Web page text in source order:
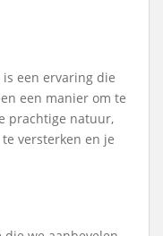
een ervaring die
een manier om te
prachtige natuur,
versterken en je